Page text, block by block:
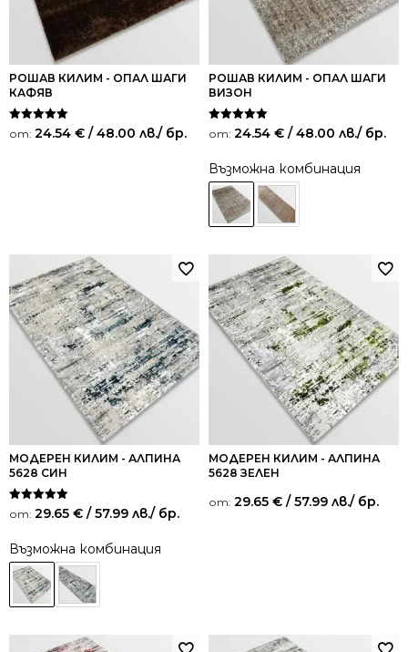
РОШАВ КИЛИМ - ОПАЛ ШАГИ
КАФЯВ
Оценено на
5.00
от: 24.54 € / 48.00 лв./ бр.
РОШАВ КИЛИМ - ОПАЛ ШАГИ
ВИЗОН
Оценено на
5.00
от: 24.54 € / 48.00 лв./ бр.
Възможна комбинация
МОДЕРЕН КИЛИМ - АЛПИНА
5628 СИН
Оценено на
5.00
от: 29.65 € / 57.99 лв./ бр.
Възможна комбинация
МОДЕРЕН КИЛИМ - АЛПИНА
5628 ЗЕЛЕН
от: 29.65 € / 57.99 лв./ бр.